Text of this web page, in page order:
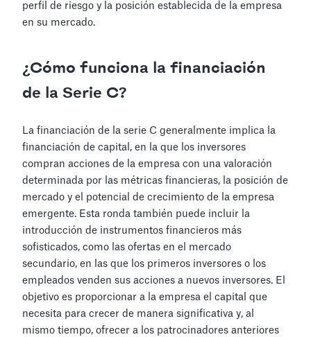
perfil de riesgo y la posición establecida de la empresa
en su mercado.
¿Cómo funciona la financiación
de la Serie C?
La financiación de la serie C generalmente implica la
financiación de capital, en la que los inversores
compran acciones de la empresa con una valoración
determinada por las métricas financieras, la posición de
mercado y el potencial de crecimiento de la empresa
emergente. Esta ronda también puede incluir la
introducción de instrumentos financieros más
sofisticados, como las ofertas en el mercado
secundario, en las que los primeros inversores o los
empleados venden sus acciones a nuevos inversores. El
objetivo es proporcionar a la empresa el capital que
necesita para crecer de manera significativa y, al
mismo tiempo, ofrecer a los patrocinadores anteriores